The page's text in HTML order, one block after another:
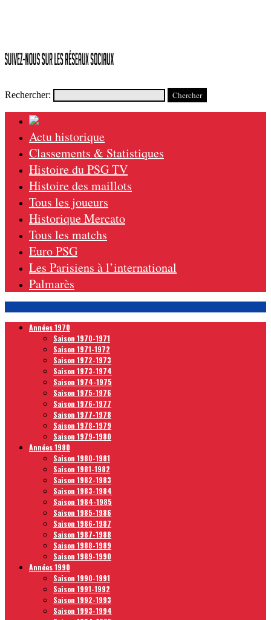
Rechercher:
Actu historique
Classements & Statistiques
Histoire du PSG TV
Histoire des maillots
Tous les joueurs
Historique Mercato
Tous les matchs
Euro PSG
Les Parisiens à l’international
Palmarès
Années 1970
Saison 1970-1971
Saison 1971-1972
Saison 1972-1973
Saison 1973-1974
Saison 1974-1975
Saison 1975-1976
Saison 1976-1977
Saison 1977-1978
Saison 1978-1979
Saison 1979-1980
Années 1980
Saison 1980-1981
Saison 1981-1982
Saison 1982-1983
Saison 1983-1984
Saison 1984-1985
Saison 1985-1986
Saison 1986-1987
Saison 1987-1988
Saison 1988-1989
Saison 1989-1990
Années 1990
Saison 1990-1991
Saison 1991-1992
Saison 1992-1993
Saison 1993-1994